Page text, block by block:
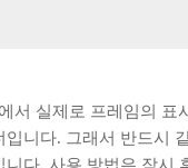
서 실제로 프레임의 표
니다. 그래서 반드시